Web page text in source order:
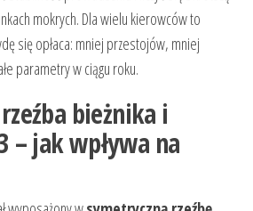
mokrych. Dla wielu kierowców to
się opłaca: mniej przestojów, mniej
parametry w ciągu roku.
bieżnika i
– jak wpływa na